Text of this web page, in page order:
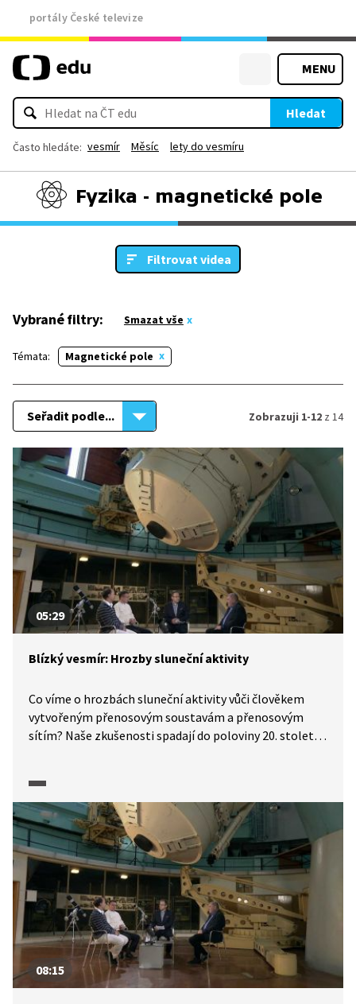
portály České televize
MENU
Hledat
Často hledáte: vesmír Měsíc lety do vesmíru
Fyzika - magnetické pole
Filtrovat videa
Vybrané filtry: Smazat vše
Témata: Magnetické pole
Seřadit podle... Zobrazuji 1-12 z 14
05:29
Blízký vesmír: Hrozby sluneční aktivity
Co víme o hrozbách sluneční aktivity vůči člověkem
vytvořeným přenosovým soustavám a přenosovým
sítím? Naše zkušenosti spadají do poloviny 20. století,
pole Země, jaká je četnost slunečních bouří
způsobujících nebezpečné geomagnetické proudy
i proč je infrastruktura přenosových zařízení
v současnosti odolnější, hovoří energetik Miroslav Vrba
v diskusním pořadu, který navazuje na dokument Tiché
hrozby: Blízký vesmír.
08:15